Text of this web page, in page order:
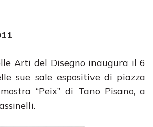
Arti del Disegno inaugura il 6
sue sale espositive di piazza
“Peix” di Tano Pisano, a